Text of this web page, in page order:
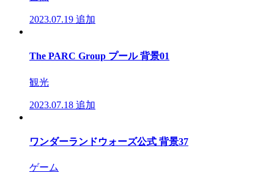
2023.07.19 追加
The PARC Group プール 背景01
観光
2023.07.18 追加
ワンダーランドウォーズ公式 背景37
ゲーム